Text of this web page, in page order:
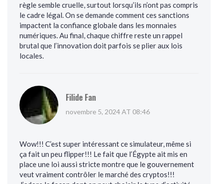
règle semble cruelle, surtout lorsqu’ils n’ont pas compris
le cadre légal. On se demande comment ces sanctions
impactent la confiance globale dans les monnaies
numériques. Au final, chaque chiffre reste un rappel
brutal que l’innovation doit parfois se plier aux lois
locales.
Filide Fan
novembre 5, 2024 AT 08:46
Wow!!! C’est super intéressant ce simulateur, même si
ça fait un peu flipper!!! Le fait que l’Égypte ait mis en
place une loi aussi stricte montre que le gouvernement
veut vraiment contrôler le marché des cryptos!!!